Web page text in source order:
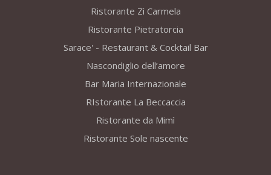
Ristorante Zì Carmela
Ristorante Pietratorcia
Sarace' - Restaurant & Cocktail Bar
Nascondiglio dell’amore
Bar Maria Internazionale
RIstorante La Beccaccia
Ristorante da Mimì
Ristorante Sole nascente